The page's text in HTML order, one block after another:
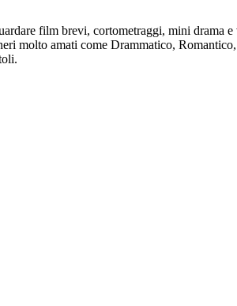
film brevi, cortometraggi, mini
molto amati come Drammatico,